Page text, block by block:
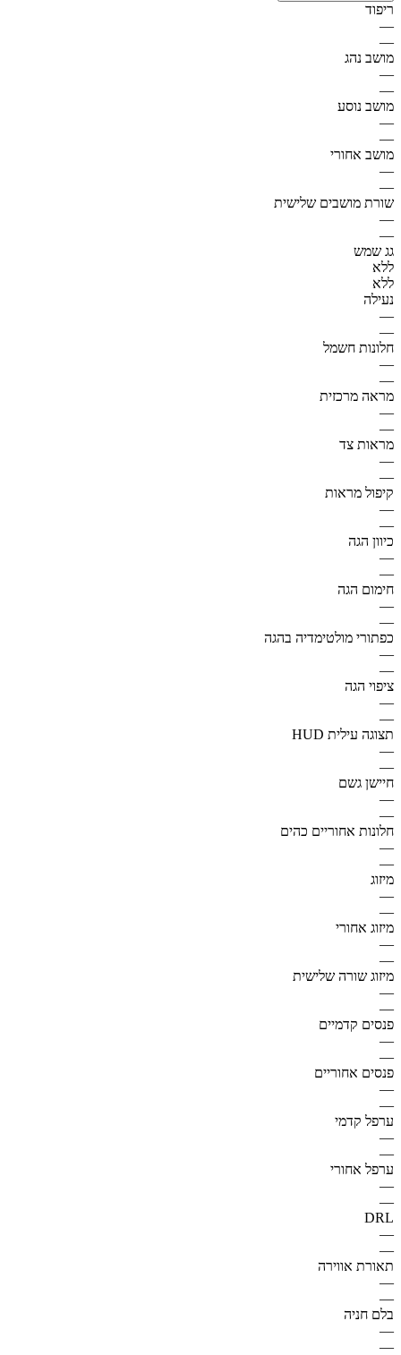
ריפוד
—
—
מושב נהג
—
—
מושב נוסע
—
—
מושב אחורי
—
—
שורת מושבים שלישית
—
—
גג שמש
ללא
ללא
נעילה
—
—
חלונות חשמל
—
—
מראה מרכזית
—
—
מראות צד
—
—
קיפול מראות
—
—
כיוון הגה
—
—
חימום הגה
—
—
כפתורי מולטימדיה בהגה
—
—
ציפוי הגה
—
—
תצוגה עילית HUD
—
—
חיישן גשם
—
—
חלונות אחוריים כהים
—
—
מיזוג
—
—
מיזוג אחורי
—
—
מיזוג שורה שלישית
—
—
פנסים קדמיים
—
—
פנסים אחוריים
—
—
ערפל קדמי
—
—
ערפל אחורי
—
—
DRL
—
—
תאורת אווירה
—
—
בלם חניה
—
—